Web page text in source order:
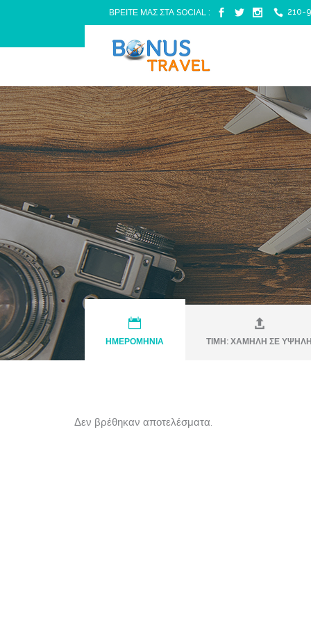
ΒΡΕΙΤΕ ΜΑΣ ΣΤΑ SOCIAL : 210-
ΗΜΕΡΟΜΗΝΙΑ ΤΙΜΗ: ΧΑΜΗΛΗ ΣΕ
Δεν βρέθηκαν αποτελέσματα.